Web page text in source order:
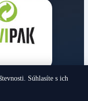
Súhlasíte s ich